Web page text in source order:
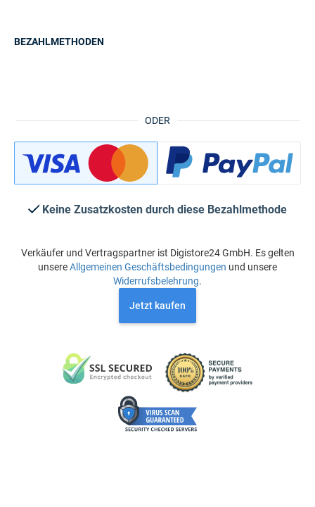
ODER
BEZAHLMETHODEN
Keine Zusatzkosten durch diese Bezahlmethode
Verkäufer und Vertragspartner ist Digistore24 GmbH. Es gelten
unsereAllgemeinen Geschäftsbedingungen und unsere
Widerrufsbelehrung.
Jetzt kaufen